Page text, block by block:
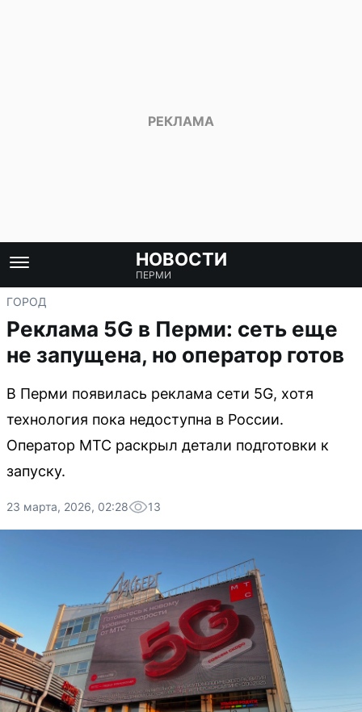
НОВОСТИ
ПЕРМИ
ГОРОД
Реклама 5G в Перми: сеть еще
не запущена, но оператор готов
В Перми появилась реклама сети 5G, хотя
технология пока недоступна в России.
Оператор МТС раскрыл детали подготовки к
запуску.
23 марта, 2026, 02:28 13